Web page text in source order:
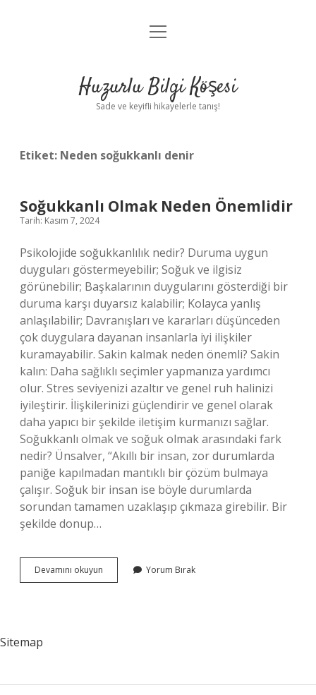
Anasayfa
Yasal Uyarı
menüyü
Huzurlu Bilgi Köşesi
Sade ve keyifli hikayelerle tanış!
Etiket: Neden soğukkanlı denir
Soğukkanlı Olmak Neden Önemlidir
Tarih: Kasım 7, 2024
Psikolojide soğukkanlılık nedir? Duruma uygun
duyguları göstermeyebilir; Soğuk ve ilgisiz
görünebilir; Başkalarının duygularını gösterdiği bir
duruma karşı duyarsız kalabilir; Kolayca yanlış
anlaşılabilir; Davranışları ve kararları düşünceden
çok duygulara dayanan insanlarla iyi ilişkiler
kuramayabilir. Sakin kalmak neden önemli? Sakin
kalın: Daha sağlıklı seçimler yapmanıza yardımcı
olur. Stres seviyenizi azaltır ve genel ruh halinizi
iyileştirir. İlişkilerinizi güçlendirir ve genel olarak
daha yapıcı bir şekilde iletişim kurmanızı sağlar.
Soğukkanlı olmak ve soğuk olmak arasındaki fark
nedir? Ünsalver, “Akıllı bir insan, zor durumlarda
paniğe kapılmadan mantıklı bir çözüm bulmaya
çalışır. Soğuk bir insan ise böyle durumlarda
sorundan tamamen uzaklaşıp çıkmaza girebilir. Bir
şekilde donup…
Devamını okuyun Soğukkanlı
Olmak
Yorum Bırak
Sitemap